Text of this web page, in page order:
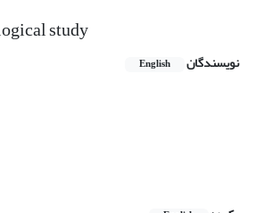
study
نویسندگان English